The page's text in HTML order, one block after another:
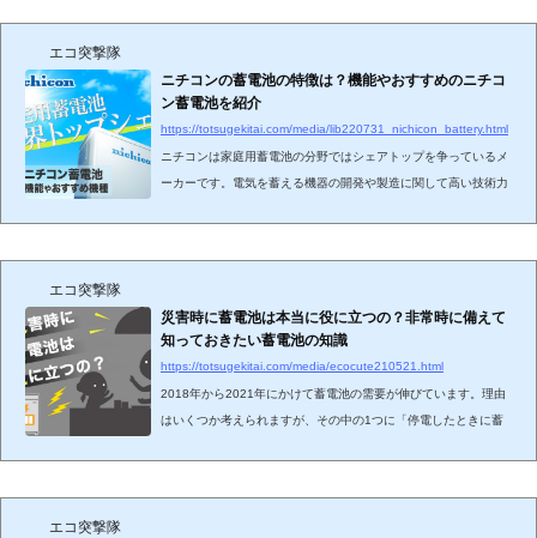
エコ突撃隊
ニチコンの蓄電池の特徴は？機能やおすすめのニチコ
ン蓄電池を紹介
https://totsugekitai.com/media/lib220731_nichicon_battery.html
ニチコンは家庭用蓄電池の分野ではシェアトップを争っているメ
ーカーです。電気を蓄える機器の開発や製造に関して高い技術力
エコ突撃隊
災害時に蓄電池は本当に役に立つの？非常時に備えて
知っておきたい蓄電池の知識
https://totsugekitai.com/media/ecocute210521.html
2018年から2021年にかけて蓄電池の需要が伸びています。理由
はいくつか考えられますが、その中の1つに「停電したときに蓄
エコ突撃隊